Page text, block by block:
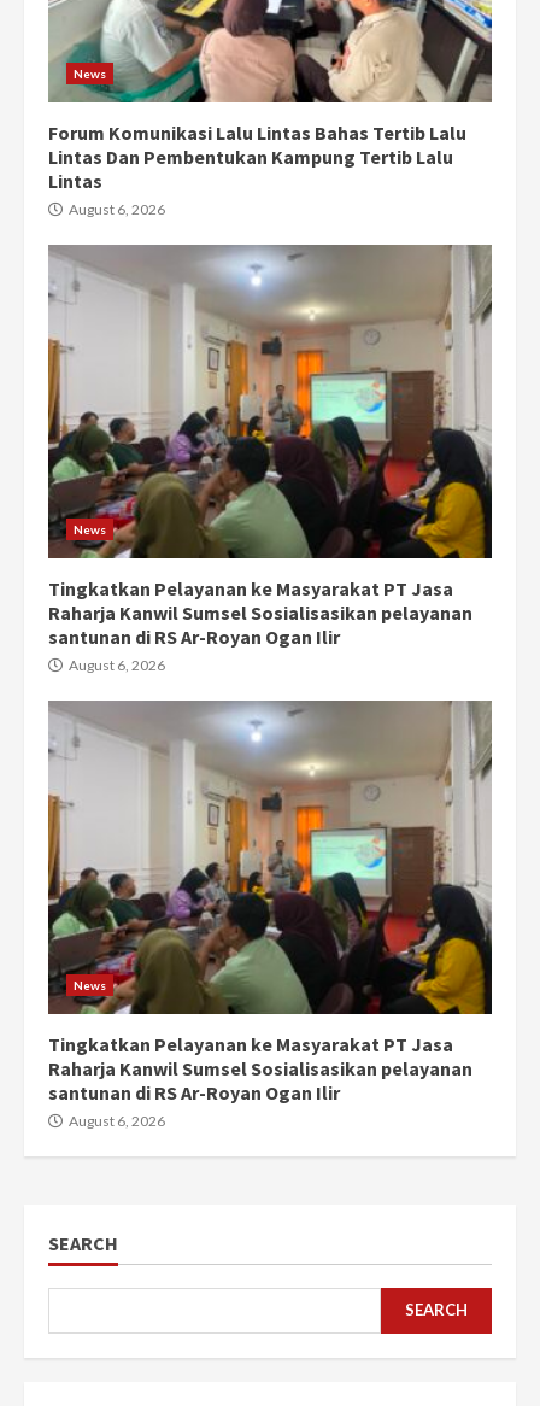
News
Forum Komunikasi Lalu Lintas Bahas Tertib Lalu
Lintas Dan Pembentukan Kampung Tertib Lalu
Lintas
August 6, 2026
News
Tingkatkan Pelayanan ke Masyarakat PT Jasa
Raharja Kanwil Sumsel Sosialisasikan pelayanan
santunan di RS Ar-Royan Ogan Ilir
August 6, 2026
News
Tingkatkan Pelayanan ke Masyarakat PT Jasa
Raharja Kanwil Sumsel Sosialisasikan pelayanan
santunan di RS Ar-Royan Ogan Ilir
August 6, 2026
SEARCH
SEARCH